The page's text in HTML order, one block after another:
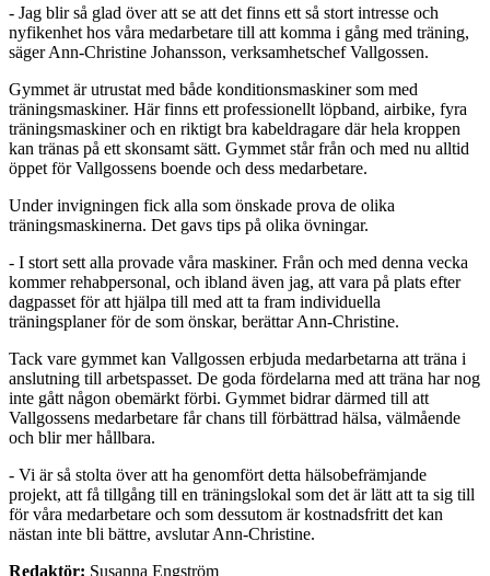
- Jag blir så glad över att se att det finns ett så stort intresse och
nyfikenhet hos våra medarbetare till att komma i gång med träning,
säger Ann-Christine Johansson, verksamhetschef Vallgossen.
Gymmet är utrustat med både konditionsmaskiner som med
träningsmaskiner. Här finns ett professionellt löpband, airbike, fyra
träningsmaskiner och en riktigt bra kabeldragare där hela kroppen
kan tränas på ett skonsamt sätt. Gymmet står från och med nu alltid
öppet för Vallgossens boende och dess medarbetare.
Under invigningen fick alla som önskade prova de olika
träningsmaskinerna. Det gavs tips på olika övningar.
- I stort sett alla provade våra maskiner. Från och med denna vecka
kommer rehabpersonal, och ibland även jag, att vara på plats efter
dagpasset för att hjälpa till med att ta fram individuella
träningsplaner för de som önskar, berättar Ann-Christine.
Tack vare gymmet kan Vallgossen erbjuda medarbetarna att träna i
anslutning till arbetspasset. De goda fördelarna med att träna har nog
inte gått någon obemärkt förbi. Gymmet bidrar därmed till att
Vallgossens medarbetare får chans till förbättrad hälsa, välmående
och blir mer hållbara.
- Vi är så stolta över att ha genomfört detta hälsobefrämjande
projekt, att få tillgång till en träningslokal som det är lätt att ta sig till
för våra medarbetare och som dessutom är kostnadsfritt det kan
nästan inte bli bättre, avslutar Ann-Christine.
Redaktör: Susanna Engström